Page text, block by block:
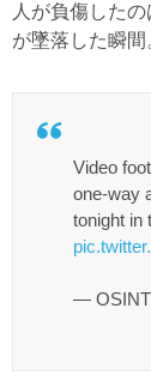
人が負傷した
が墜落した瞬間
Video
one-way
tonight in
—